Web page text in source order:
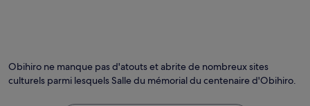
Obihiro ne manque pas d'atouts et abrite de nombreux sites
culturels parmi lesquels Salle du mémorial du centenaire d'Obihiro.